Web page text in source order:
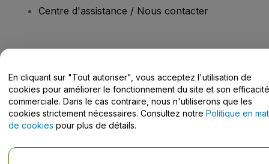
Centre d'assistance / Nous contacter
Copyright © viagogo Entertainment Inc 2026 Informations sur
l'entreprise
En utilisant ce site web, vous acceptez lesConditions générales, la
Politique de confidentialité
Politique en matière de cookies
Politique de confidentialité pour les appareils mobiles
Ne pas partager mes informations personnelles / Mes choix en
En cliquant sur "Tout autoriser", vous acceptez l'utilisation de
cookies pour améliorer le fonctionnement du site et son efficacité
commerciale. Dans le cas contraire, nous n'utiliserons que les
cookies strictement nécessaires. Consultez notre Politique en
de cookies pour plus de détails.